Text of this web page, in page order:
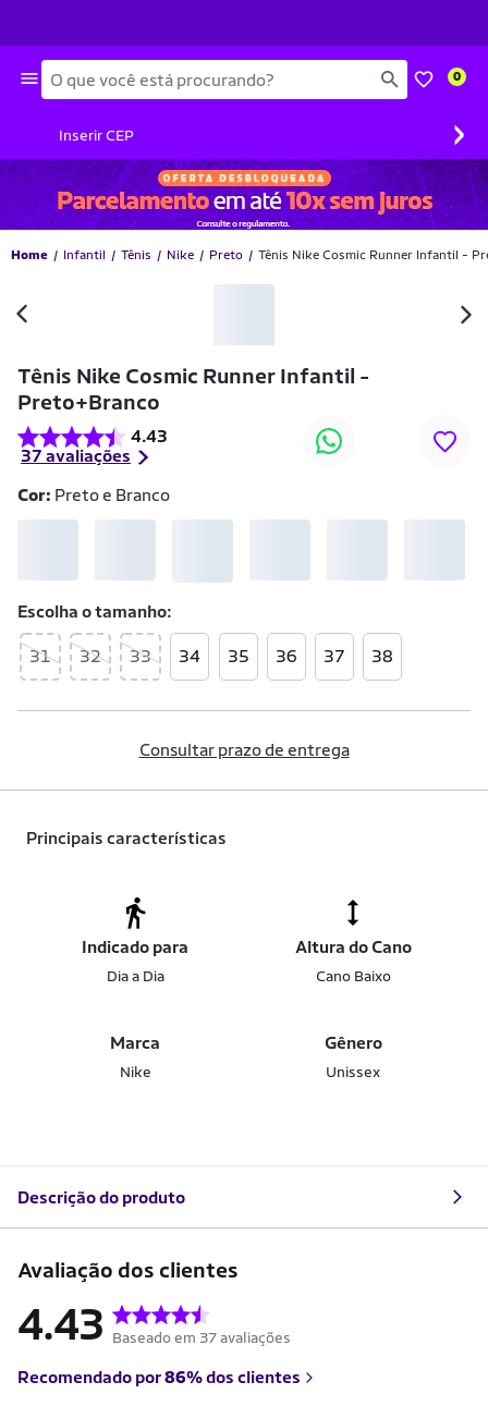
Busca 0
Inserir CEP ›
Home Infantil Tênis Nike Preto Tênis Nike Cosmic Runner Infantil -
Tênis Nike Cosmic Runner Infantil -
Preto+Branco
4.43
37 avaliações
-26% OFF
Cor: Preto e Branco
Escolha otamanho
31 32 33 34 35 36 37 38
Consultar prazo de entrega
Principais características
Indicado para
Dia a Dia
Altura do Cano
Cano Baixo
Marca
Nike
Gênero
Unissex
Descrição do produto
Avaliação dos clientes
4.43 Baseado em 37 avaliações
Recomendado por86%dos clientes